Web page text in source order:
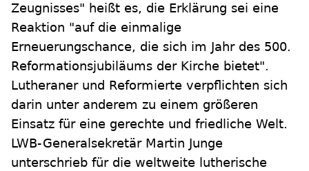
Zeugnisses" heißt es, die Erklärung sei eine
Reaktion "auf die einmalige
Erneuerungschance, die sich im Jahr des 500.
Reformationsjubiläums der Kirche bietet".
Lutheraner und Reformierte verpflichten sich
darin unter anderem zu einem größeren
Einsatz für eine gerechte und friedliche Welt.
LWB-Generalsekretär Martin Junge
unterschrieb für die weltweite lutherische